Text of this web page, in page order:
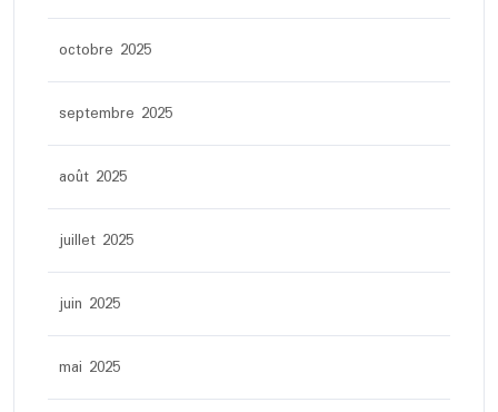
octobre 2025
septembre 2025
août 2025
juillet 2025
juin 2025
mai 2025